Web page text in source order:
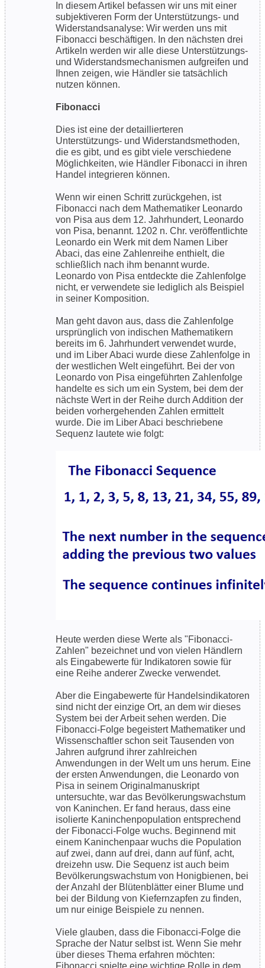
In diesem Artikel befassen wir uns mit einer
subjektiveren Form der Unterstützungs- und
Widerstandsanalyse: Wir werden uns mit
Fibonacci beschäftigen. In den nächsten drei
Artikeln werden wir alle diese Unterstützungs-
und Widerstandsmechanismen aufgreifen und
Ihnen zeigen, wie Händler sie tatsächlich
nutzen können.
Fibonacci
Dies ist eine der detaillierteren
Unterstützungs- und Widerstandsmethoden,
die es gibt, und es gibt viele verschiedene
Möglichkeiten, wie Händler Fibonacci in ihren
Handel integrieren können.
Wenn wir einen Schritt zurückgehen, ist
Fibonacci nach dem Mathematiker Leonardo
von Pisa aus dem 12. Jahrhundert, Leonardo
von Pisa, benannt. 1202 n. Chr. veröffentlichte
Leonardo ein Werk mit dem Namen Liber
Abaci, das eine Zahlenreihe enthielt, die
schließlich nach ihm benannt wurde.
Leonardo von Pisa entdeckte die Zahlenfolge
nicht, er verwendete sie lediglich als Beispiel
in seiner Komposition.
Man geht davon aus, dass die Zahlenfolge
ursprünglich von indischen Mathematikern
bereits im 6. Jahrhundert verwendet wurde,
und im Liber Abaci wurde diese Zahlenfolge in
der westlichen Welt eingeführt. Bei der von
Leonardo von Pisa eingeführten Zahlenfolge
handelte es sich um ein System, bei dem der
nächste Wert in der Reihe durch Addition der
beiden vorhergehenden Zahlen ermittelt
wurde. Die im Liber Abaci beschriebene
Sequenz lautete wie folgt:
Heute werden diese Werte als "Fibonacci-
Zahlen" bezeichnet und von vielen Händlern
als Eingabewerte für Indikatoren sowie für
eine Reihe anderer Zwecke verwendet.
Aber die Eingabewerte für Handelsindikatoren
sind nicht der einzige Ort, an dem wir dieses
System bei der Arbeit sehen werden. Die
Fibonacci-Folge begeistert Mathematiker und
Wissenschaftler schon seit Tausenden von
Jahren aufgrund ihrer zahlreichen
Anwendungen in der Welt um uns herum. Eine
der ersten Anwendungen, die Leonardo von
Pisa in seinem Originalmanuskript
untersuchte, war das Bevölkerungswachstum
von Kaninchen. Er fand heraus, dass eine
isolierte Kaninchenpopulation entsprechend
der Fibonacci-Folge wuchs. Beginnend mit
einem Kaninchenpaar wuchs die Population
auf zwei, dann auf drei, dann auf fünf, acht,
dreizehn usw. Die Sequenz ist auch beim
Bevölkerungswachstum von Honigbienen, bei
der Anzahl der Blütenblätter einer Blume und
bei der Bildung von Kiefernzapfen zu finden,
um nur einige Beispiele zu nennen.
Viele glauben, dass die Fibonacci-Folge die
Sprache der Natur selbst ist. Wenn Sie mehr
über dieses Thema erfahren möchten:
Fibonacci spielte eine wichtige Rolle in dem